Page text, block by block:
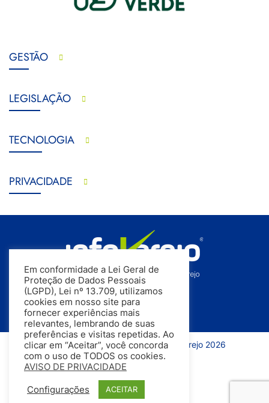
GESTÃO
LEGISLAÇÃO
TECNOLOGIA
PRIVACIDADE
Todos os direitos reservados | InfoVarejo 2026
Em conformidade a Lei Geral de
Proteção de Dados Pessoais
(LGPD), Lei nº 13.709, utilizamos
cookies em nosso site para
fornecer experiências mais
relevantes, lembrando de suas
preferências e visitas repetidas. Ao
clicar em “Aceitar”, você concorda
com o uso de TODOS os cookies.
AVISO DE PRIVACIDADE
Configurações ACEITAR